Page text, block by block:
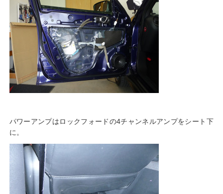
パワーアンプはロックフォードの4チャンネルアンプをシート下
に。